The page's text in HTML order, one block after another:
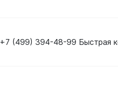
+7 (499) 394-48-99 Быстрая